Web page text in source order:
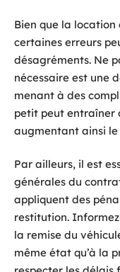
Bien que la location
certaines erreurs
désagréments. Ne
nécessaire est une
menant à des
petit peut entraîner
augmentant ainsi
Par ailleurs, il est
générales du
appliquent des
restitution.
la remise du
même état qu’à la